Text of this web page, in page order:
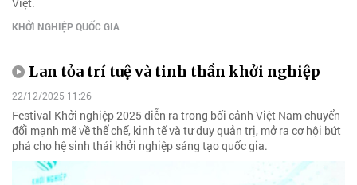
KHỞI NGHIỆP QUỐC GIA
Lan tỏa trí tuệ và tinh thần khởi nghiệp
22/12/2025 11:26
Festival Khởi nghiệp 2025 diễn ra trong bối cảnh Việt Nam chuyển
đổi mạnh mẽ về thể chế, kinh tế và tư duy quản trị, mở ra cơ hội bứt
phá cho hệ sinh thái khởi nghiệp sáng tạo quốc gia.